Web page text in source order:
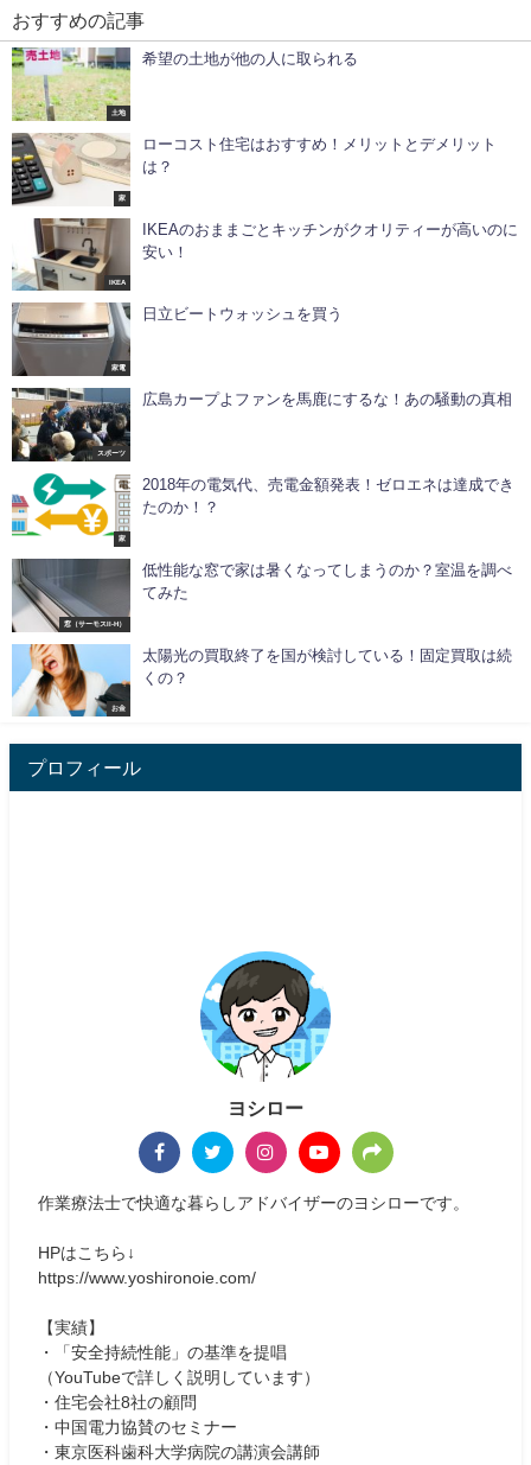
おすすめの記事
土地
希望の土地が他の人に取られる
家
ローコスト住宅はおすすめ！メリットとデメリット
は？
IKEA
IKEAのおままごとキッチンがクオリティーが高いのに
安い！
家電
日立ビートウォッシュを買う
スポーツ
広島カープよファンを馬鹿にするな！あの騒動の真相
家
2018年の電気代、売電金額発表！ゼロエネは達成でき
たのか！？
窓（サーモスII-H）
低性能な窓で家は暑くなってしまうのか？室温を調べ
てみた
お金
太陽光の買取終了を国が検討している！固定買取は続
くの？
プロフィール
ヨシロー
作業療法士で快適な暮らしアドバイザーのヨシローです。
HPはこちら↓
https://www.yoshironoie.com/
【実績】
・「安全持続性能」の基準を提唱
（YouTubeで詳しく説明しています）
・住宅会社8社の顧問
・中国電力協賛のセミナー
・東京医科歯科大学病院の講演会講師